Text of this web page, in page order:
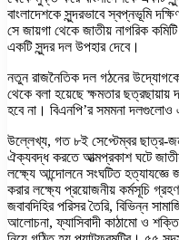
বাংলাদেশকে সুন্দরভাবে স্বপ্নভূমি
সে জায়গা থেকে জাতীয় নাগরিক
একটি সুন্দর দল উপহার দেবে।
নতুন রাজনৈতিক দল গঠনের উদ্যোগকে
থেকে বলা হয়েছে ক্ষমতার
হবে না। বিএনপি’র সমমনা দলগুলোও
উল্লেখ্য, গত ৮ই সেপ্টেম্বর ছাত্র-
ঐক্যবদ্ধ করতে আত্মপ্রকাশ ঘটে জাতীয়
লক্ষ্যে আন্দোলনে সংঘটিত হত্যাযজ্ঞে
করার লক্ষ্যে প্রয়োজনীয় কর্মসূচি
জবাবদিহির পরিসর তৈরি, বিভিন্ন
আলোচনা, ফ্যাসিবাদী কাঠামো ও